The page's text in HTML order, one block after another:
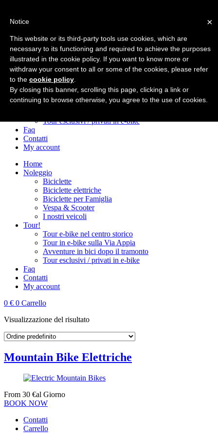
Home
Biciclette
Biciclette elettriche
Biciclette per Famiglia
Vespa & Scooter
I nostri veicoli
Tour!
Tour e‑bike nel centro storico
Tour in e‑bike sulla Via Appia
Tour esclusivi / privati in e‑bike
Faq
Contatti
My account
Home
Noleggio
Biciclette
Biciclette elettriche
Biciclette per Famiglia
Vespa & Scooter
I nostri veicoli
Tour!
Tour e‑bike nel centro storico
Tour in e‑bike sulla Via Appia
Avventure in bici dopo il tramonto
Tour esclusivi / privati in e‑bike
Faq
Contatti
My account
0 € 0 Carrello
Visualizzazione del risultato
Mountain Bike Elettriche
From 30 €al Giorno
BOOK NOW
Contatti
Carrello
×
Notice
This website or its third-party tools use cookies, which are
necessary to its functioning and required to achieve the purposes
illustrated in the cookie policy. If you want to know more or
withdraw your consent to all or some of the cookies, please refer
to the cookie policy
By closing this banner, scrolling this page, clicking a link or
continuing to browse otherwise, you agree to the use of cookies.